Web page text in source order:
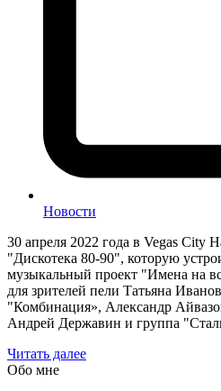
Новости
30 апреля 2022 года в Vegas City
"Дискотека 80-90", которую
музыкальный проект "Имена на
для зрителей пели Татьяна
"Комбинация», Александр
Андрей Державин и группа
Читать далее
Обо мне